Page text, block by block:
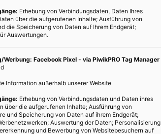
Energie das international etablierte
verursachten und indirekten
Kategorien (sogenannte „Scopes“)
das Ergebnis kontinuierlicher Arbeit und
und Verbesserungen, um
Erhebung von Verbindungsdaten, Daten Ihres
über die aufgerufenen Inhalte; Ausführung von
die Speicherung von Daten auf Ihrem Endgerät;
Auswertungen.
Facebook Pixel - via PiwikPRO Tag Manager
Information außerhalb unserer Website
Erhebung von Verbindungsdaten und Daten ihres
über die aufgerufenen Inhalte; Ausführung von
und Speicherung von Daten auf ihrem Endgerät;
Auswertung der Daten; Personalisierung
und Bewerbung von Websitebesuchern auf